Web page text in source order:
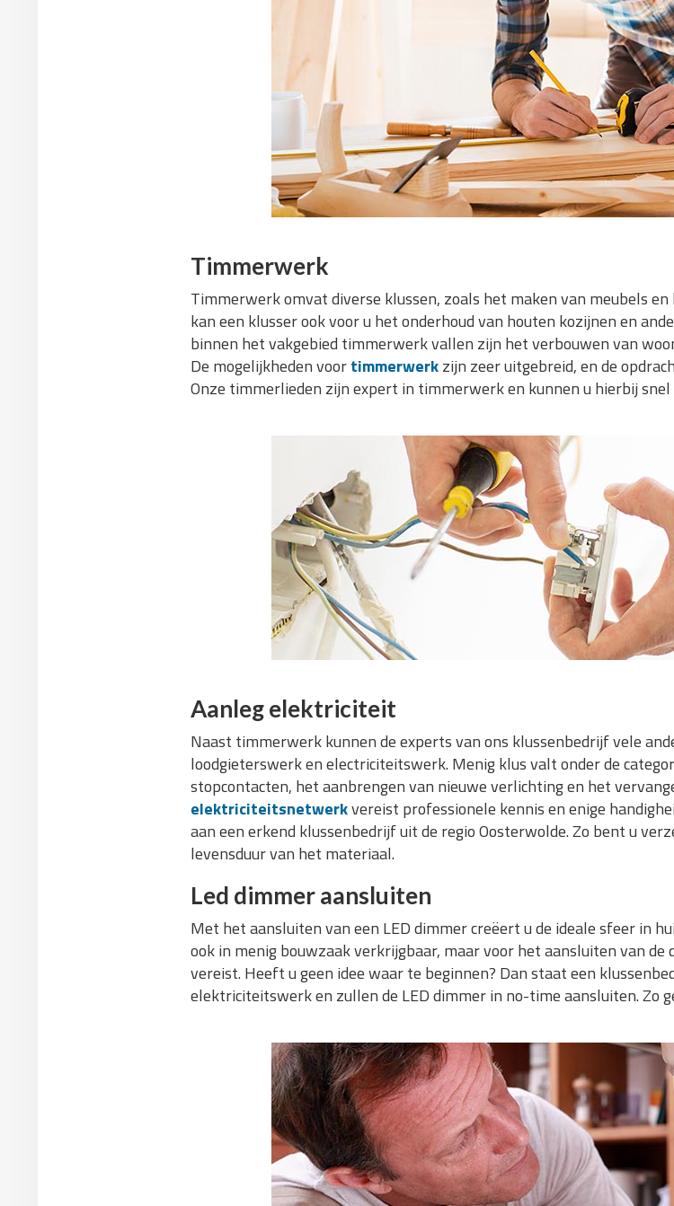
Timmerwerk
Timmerwerk omvat diverse klussen, zoals het maken van meubels
kan een klusser ook voor u het onderhoud van houten kozijnen en
binnen het vakgebied timmerwerk vallen zijn het verbouwen van
De mogelijkheden voortimmerwerkzijn zeer uitgebreid, en de
Onze timmerlieden zijn expert in timmerwerk en kunnen u hierbij
Aanleg elektriciteit
Naast timmerwerk kunnen de experts van ons klussenbedrijf vele
loodgieterswerk en electriciteitswerk. Menig klus valt onder de
stopcontacten, het aanbrengen van nieuwe verlichting en het
elektriciteitsnetwerkvereist professionele kennis en enige
aan een erkend klussenbedrijf uit de regio Oosterwolde. Zo bent u
levensduur van het materiaal.
Led dimmer aansluiten
Met het aansluiten van een LED dimmer creëert u de ideale sfeer in
ook in menig bouwzaak verkrijgbaar, maar voor het aansluiten van
vereist. Heeft u geen idee waar te beginnen? Dan staat een
elektriciteitswerk en zullen de LED dimmer in no-time aansluiten. Zo